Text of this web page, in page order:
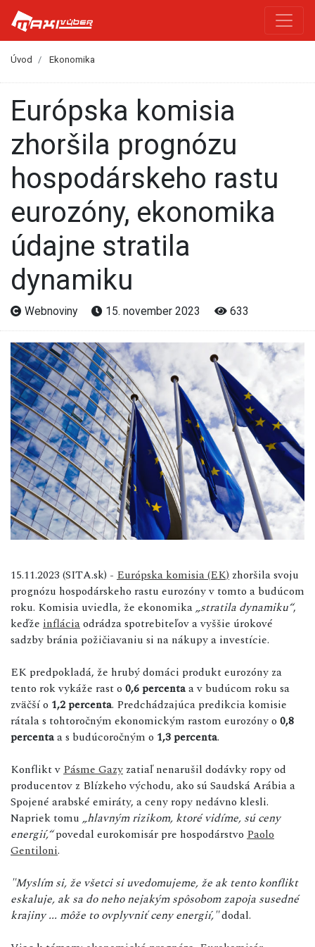
Úvod Ekonomika
Európska komisia
zhoršila prognózu
hospodárskeho rastu
eurozóny, ekonomika
údajne stratila
dynamiku
Webnoviny 15. november 2023 633
15.11.2023 (SITA.sk) - Európska komisia (EK) zhoršila svoju
prognózu hospodárskeho rastu eurozóny v tomto a budúcom
roku. Komisia uviedla, že ekonomika„stratila dynamiku“,
keďže infláciaodrádza spotrebiteľov a vyššie úrokové
sadzby bránia požičiavaniu si na nákupy a investície.
EK predpokladá, že hrubý domáci produkt eurozóny za
tento rok vykáže rast o 0,6 percentaa v budúcom roku sa
zväčší o 1,2 percenta. Predchádzajúca predikcia komisie
rátala s tohtoročným ekonomickým rastom eurozóny o 0,8
percentaa s budúcoročným o 1,3 percenta.
Konflikt vPásme Gazy zatiaľ nenarušil dodávky ropy od
producentov z Blízkeho východu, ako sú Saudská Arábia a
Spojené arabské emiráty, a ceny ropy nedávno klesli.
Napriek tomu „hlavným rizikom, ktoré vidíme, sú ceny
energií,“povedal eurokomisár pre hospodárstvo Paolo
Gentiloni.
"Myslím si, že všetci si uvedomujeme, že ak tento konflikt
eskaluje, ak sa do neho nejakým spôsobom zapoja susedné
krajiny ... môže to ovplyvniť ceny energií,"dodal.